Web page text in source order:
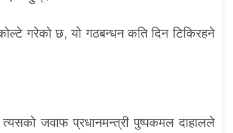
गरेको छ, यो गठबन्धन कति दिन टिकिरहने
जवाफ प्रधानमन्त्री पुष्पकमल दाहालले